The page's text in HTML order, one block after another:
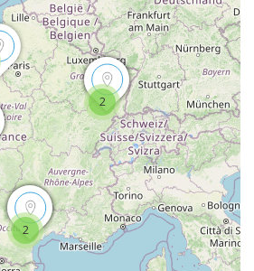
2
2